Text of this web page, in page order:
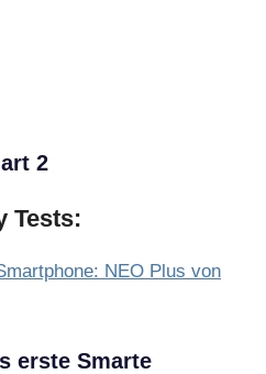
2
Tests:
erste Smarte